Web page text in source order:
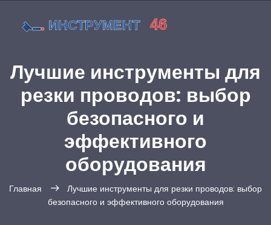
Лучшие инструменты для
резки проводов: выбор
безопасного и
эффективного
оборудования
Главная
Лучшие инструменты для резки проводов: выбор
безопасного и эффективного оборудования